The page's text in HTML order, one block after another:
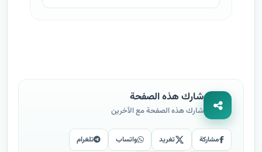
شارك هذه الصفحة
شارك هذه الصفحة مع الآخرين
مشاركة تغريد واتساب تلغرام